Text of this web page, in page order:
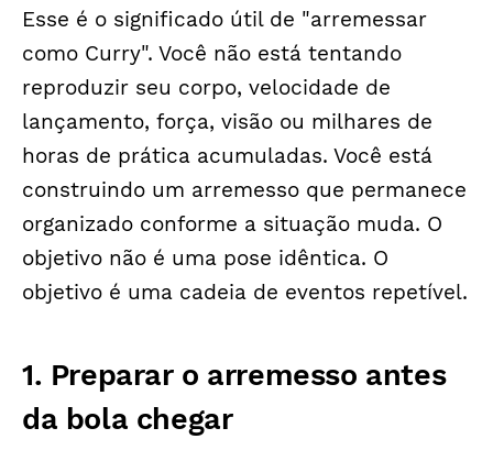
Esse é o significado útil de "arremessar
como Curry". Você não está tentando
reproduzir seu corpo, velocidade de
lançamento, força, visão ou milhares de
horas de prática acumuladas. Você está
construindo um arremesso que permanece
organizado conforme a situação muda. O
objetivo não é uma pose idêntica. O
objetivo é uma cadeia de eventos repetível.
1. Preparar o arremesso antes
da bola chegar